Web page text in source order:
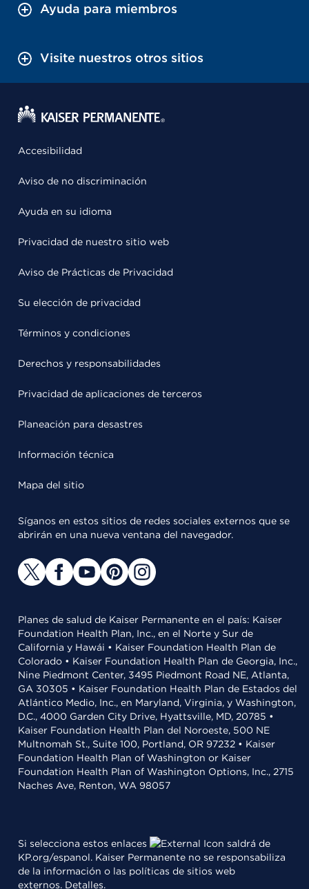
Ayuda para miembros
Visite nuestros otros sitios
Accesibilidad
Aviso de no discriminación
Ayuda en su idioma
Privacidad de nuestro sitio web
Aviso de Prácticas de Privacidad
Su elección de privacidad
Términos y condiciones
Derechos y responsabilidades
Privacidad de aplicaciones de terceros
Planeación para desastres
Información técnica
Mapa del sitio
Síganos en estos sitios de redes sociales externos que se
abrirán en una nueva ventana del navegador.
Planes de salud de Kaiser Permanente en el país: Kaiser
Foundation Health Plan, Inc., en el Norte y Sur de
California y Hawái • Kaiser Foundation Health Plan de
Colorado • Kaiser Foundation Health Plan de Georgia, Inc.,
Nine Piedmont Center, 3495 Piedmont Road NE, Atlanta,
GA 30305 • Kaiser Foundation Health Plan de Estados del
Atlántico Medio, Inc., en Maryland, Virginia, y Washington,
D.C., 4000 Garden City Drive, Hyattsville, MD, 20785 •
Kaiser Foundation Health Plan del Noroeste, 500 NE
Multnomah St., Suite 100, Portland, OR 97232 • Kaiser
Foundation Health Plan of Washington or Kaiser
Foundation Health Plan of Washington Options, Inc., 2715
Naches Ave, Renton, WA 98057
Si selecciona estos enlaces
saldrá de
KP.org/espanol. Kaiser Permanente no se responsabiliza
de la información o las políticas de sitios web
externos. Detalles.